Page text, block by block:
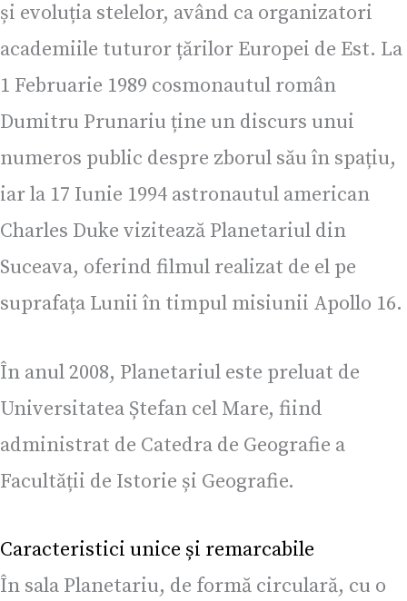
și evoluția stelelor, având ca organizatori
academiile tuturor țărilor Europei de Est. La
1 Februarie 1989 cosmonautul român
Dumitru Prunariu ține un discurs unui
numeros public despre zborul său în spațiu,
iar la 17 Iunie 1994 astronautul american
Charles Duke vizitează Planetariul din
Suceava, oferind filmul realizat de el pe
suprafața Lunii în timpul misiunii Apollo 16.
În anul 2008, Planetariul este preluat de
Universitatea Ștefan cel Mare, fiind
administrat de Catedra de Geografie a
Facultății de Istorie și Geografie.
Caracteristici unice și remarcabile
În sala Planetariu, de formă circulară, cu o